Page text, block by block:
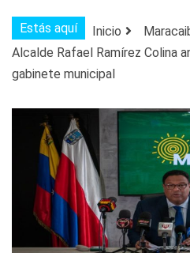
Estás aquí Inicio
Alcalde Rafael Ramírez Colina
gabinete municipal